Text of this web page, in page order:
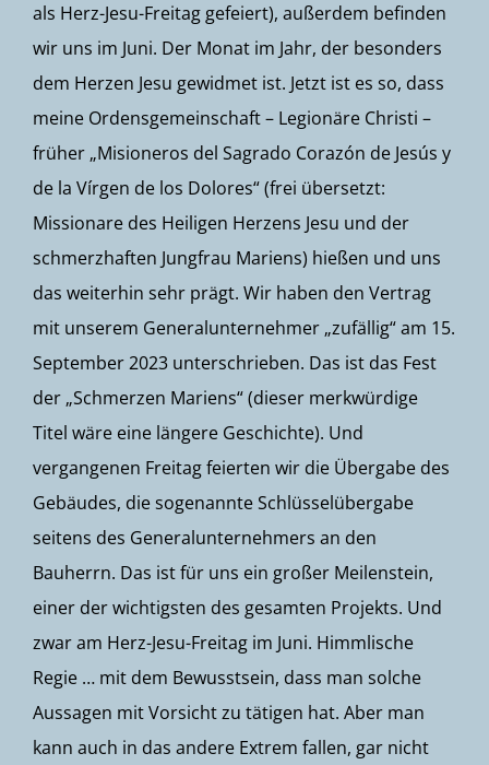
als Herz-Jesu-Freitag gefeiert), außerdem befinden
wir uns im Juni. Der Monat im Jahr, der besonders
dem Herzen Jesu gewidmet ist. Jetzt ist es so, dass
meine Ordensgemeinschaft – Legionäre Christi –
früher „Misioneros del Sagrado Corazón de Jesús y
de la Vírgen de los Dolores“ (frei übersetzt:
Missionare des Heiligen Herzens Jesu und der
schmerzhaften Jungfrau Mariens) hießen und uns
das weiterhin sehr prägt. Wir haben den Vertrag
mit unserem Generalunternehmer „zufällig“ am 15.
September 2023 unterschrieben. Das ist das Fest
der „Schmerzen Mariens“ (dieser merkwürdige
Titel wäre eine längere Geschichte). Und
vergangenen Freitag feierten wir die Übergabe des
Gebäudes, die sogenannte Schlüsselübergabe
seitens des Generalunternehmers an den
Bauherrn. Das ist für uns ein großer Meilenstein,
einer der wichtigsten des gesamten Projekts. Und
zwar am Herz-Jesu-Freitag im Juni. Himmlische
Regie … mit dem Bewusstsein, dass man solche
Aussagen mit Vorsicht zu tätigen hat. Aber man
kann auch in das andere Extrem fallen, gar nicht